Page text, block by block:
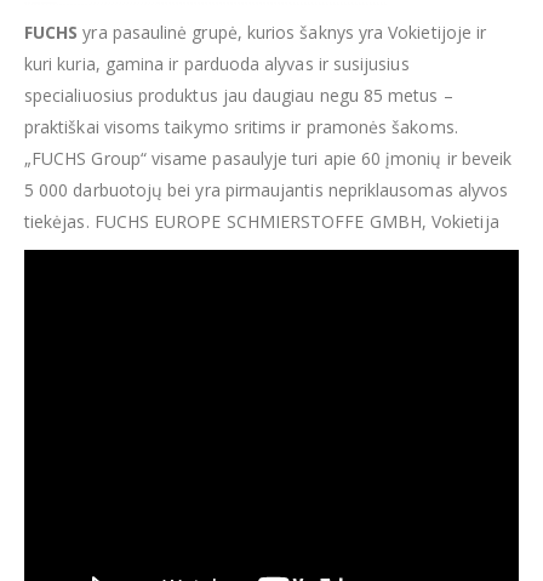
FUCHS yra pasaulinė grupė, kurios šaknys yra Vokietijoje ir
kuri kuria, gamina ir parduoda alyvas ir susijusius
specialiuosius produktus jau daugiau negu 85 metus –
praktiškai visoms taikymo sritims ir pramonės šakoms.
„FUCHS Group“ visame pasaulyje turi apie 60 įmonių ir beveik
5 000 darbuotojų bei yra pirmaujantis nepriklausomas alyvos
tiekėjas. FUCHS EUROPE SCHMIERSTOFFE GMBH, Vokietija